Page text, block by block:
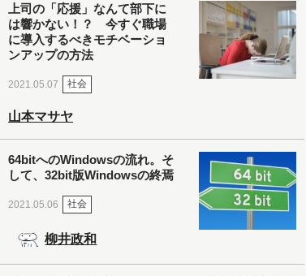
上司の「応援」なんて部下に
は響かない！？ 今すぐ職場
に導入するべきモチベーショ
ンアップの方法
2021.05.07 社会
山本マサヤ
64bitへのWindowsの流れ。そ
して、32bit版Windowsの終焉
2021.05.06 社会
柳井政和